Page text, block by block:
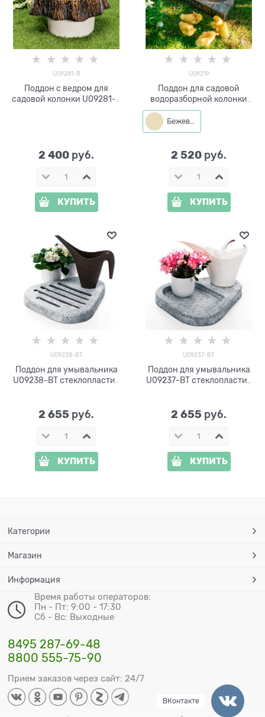
U09281-В
Поддон с ведром для
садовой колонки U09281-В
2 400 руб.
КУПИТЬ
U09219
Поддон для садовой
водоразборной колонки
U09219 стеклопластик
Бежевый
2 520 руб.
КУПИТЬ
U09238-ВТ
Поддон для умывальника
U09238-ВТ стеклопластик
2 655 руб.
КУПИТЬ
U09237-ВТ
Поддон для умывальника
U09237-ВТ стеклопластик
2 655 руб.
КУПИТЬ
Категории
Магазин
Информация
Время работы операторов:
Пн - Пт: 9:00 - 17:30
Сб - Вс: Выходные
8495 287-69-48
8800 555-75-90
Прием заказов через сайт: 24/7
ВКонтакте